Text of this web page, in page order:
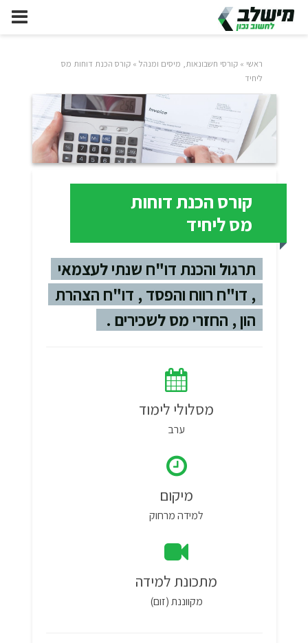
ראשי »קורסי חשבונאות, מיסים ומנהל »קורס הכנת דוחות מס
ליחיד
קורס הכנת דוחות
מס ליחיד
תרגול והכנת דו"ח שנתי לעצמאי
, דו"ח רווח והפסד , דו"ח הצהרת
הון , החזרי מס לשכירים .
מסלולי לימוד
ערב
מיקום
למידה מרחוק
מתכונת למידה
מקווננת (זום)